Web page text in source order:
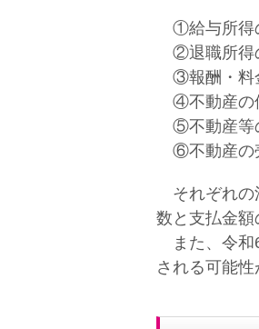
①給与所得
②退職所得
③報酬・料
④不動産の
⑤不動産等
⑥不動産の
それぞれの
数と支払金額
また、令和
される可能性